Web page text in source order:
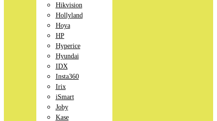
Hikvision
Hollyland
Hoya
HP
Hyperice
Hyundai
IDX
Insta360
Irix
iSmart
Joby
Kase